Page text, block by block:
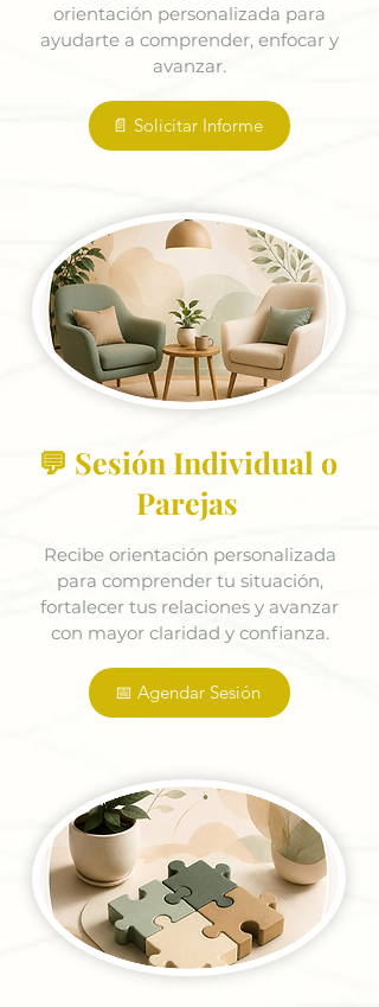
orientación personalizada para
ayudarte a comprender, enfocar y
avanzar.
📄 Solicitar Informe
💬 Sesión Individual o
Parejas
Recibe orientación personalizada
para comprender tu situación,
fortalecer tus relaciones y avanzar
con mayor claridad y confianza.
📅 Agendar Sesión